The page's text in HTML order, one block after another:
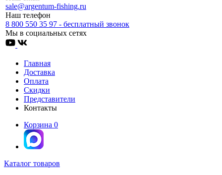
sale@argentum-fishing.ru
Наш телефон
8 800 550 35 97 - бесплатный звонок
Мы в социальных сетях
Главная
Доставка
Оплата
Скидки
Представители
Контакты
Корзина 0
Каталог товаров